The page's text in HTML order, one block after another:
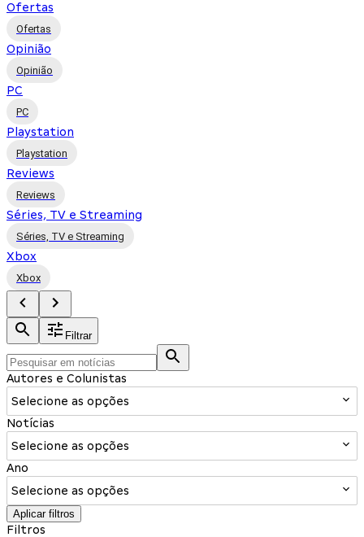
Ofertas
Ofertas
Opinião
Opinião
PC
PC
Playstation
Playstation
Reviews
Reviews
Séries, TV e Streaming
Séries, TV e Streaming
Xbox
Xbox
Filtrar
Autores e Colunistas
Selecione as opções
Notícias
Selecione as opções
Ano
Selecione as opções
Aplicar filtros
Filtros